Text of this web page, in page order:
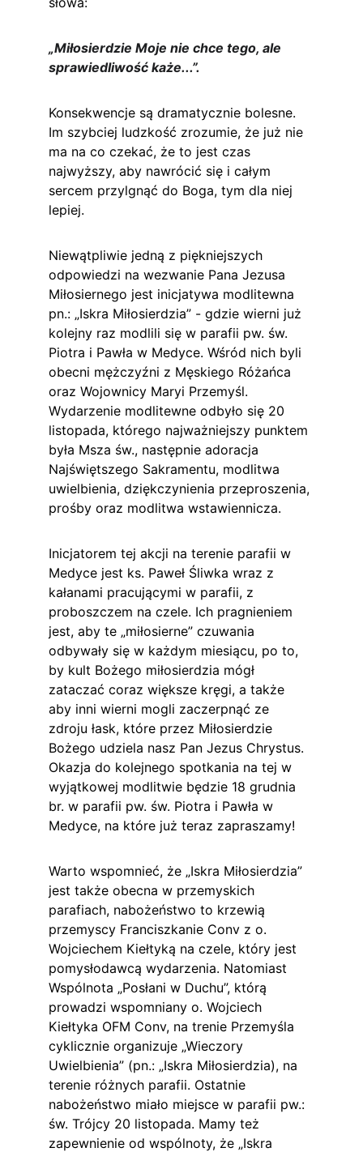
„Miłosierdzie Moje nie chce tego, ale
sprawiedliwość każe...”.
Konsekwencje są dramatycznie bolesne.
Im szybciej ludzkość zrozumie, że już nie
ma na co czekać, że to jest czas
najwyższy, aby nawrócić się i całym
sercem przylgnąć do Boga, tym dla niej
lepiej.
Niewątpliwie jedną z piękniejszych
odpowiedzi na wezwanie Pana Jezusa
Miłosiernego jest inicjatywa modlitewna
pn.: „Iskra Miłosierdzia” - gdzie wierni już
kolejny raz modlili się w parafii pw. św.
Piotra i Pawła w Medyce. Wśród nich byli
obecni mężczyźni z Męskiego Różańca
oraz Wojownicy Maryi Przemyśl.
Wydarzenie modlitewne odbyło się 20
listopada, którego najważniejszy punktem
była Msza św., następnie adoracja
Najświętszego Sakramentu, modlitwa
uwielbienia, dziękczynienia przeproszenia,
prośby oraz modlitwa wstawiennicza.
Inicjatorem tej akcji na terenie parafii w
Medyce jest ks. Paweł Śliwka wraz z
kałanami pracującymi w parafii, z
proboszczem na czele. Ich pragnieniem
jest, aby te „miłosierne” czuwania
odbywały się w każdym miesiącu, po to,
by kult Bożego miłosierdzia mógł
zataczać coraz większe kręgi, a także
aby inni wierni mogli zaczerpnąć ze
zdroju łask, które przez Miłosierdzie
Bożego udziela nasz Pan Jezus Chrystus.
Okazja do kolejnego spotkania na tej w
wyjątkowej modlitwie będzie 18 grudnia
br. w parafii pw. św. Piotra i Pawła w
Medyce, na które już teraz zapraszamy!
Warto wspomnieć, że „Iskra Miłosierdzia”
jest także obecna w przemyskich
parafiach, nabożeństwo to krzewią
przemyscy Franciszkanie Conv z o.
Wojciechem Kiełtyką na czele, który jest
pomysłodawcą wydarzenia. Natomiast
Wspólnota „Posłani w Duchu”, którą
prowadzi wspomniany o. Wojciech
Kiełtyka OFM Conv, na trenie Przemyśla
cyklicznie organizuje „Wieczory
Uwielbienia” (pn.: „Iskra Miłosierdzia), na
terenie różnych parafii. Ostatnie
nabożeństwo miało miejsce w parafii pw.:
św. Trójcy 20 listopada. Mamy też
zapewnienie od wspólnoty, że „Iskra